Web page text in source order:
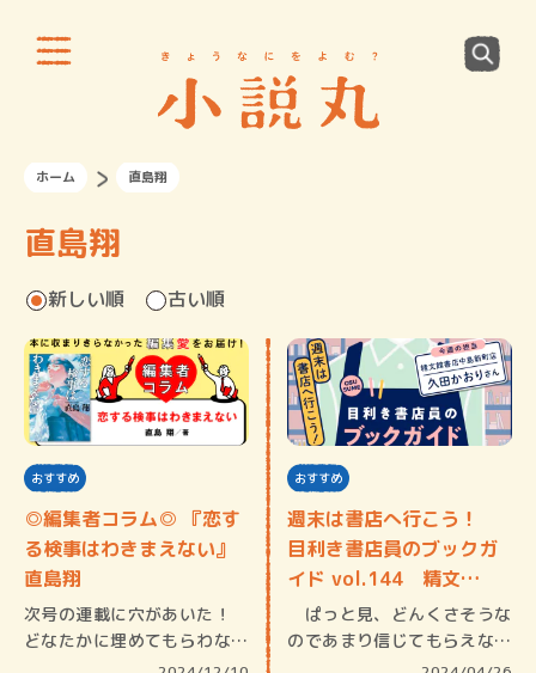
ホーム 直島翔
直島翔
新しい順 古い順
おすすめ
◎編集者コラム◎ 『恋す
る検事はわきまえない』
直島翔
次号の連載に穴があいた！
どなたかに埋めてもらわない
おすすめ
週末は書店へ行こう！
目利き書店員のブックガ
イド vol.144 精文…
ぱっと見、どんくさそうな
のであまり信じてもらえない